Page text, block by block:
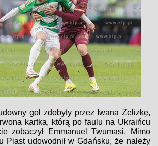
gol zdobyty przez Iwana Żelizkę,
kartka, którą po faulu na Ukraińcu
zobaczył Emmanuel Twumasi. Mimo
Piast udowodnił w Gdańsku, że należy